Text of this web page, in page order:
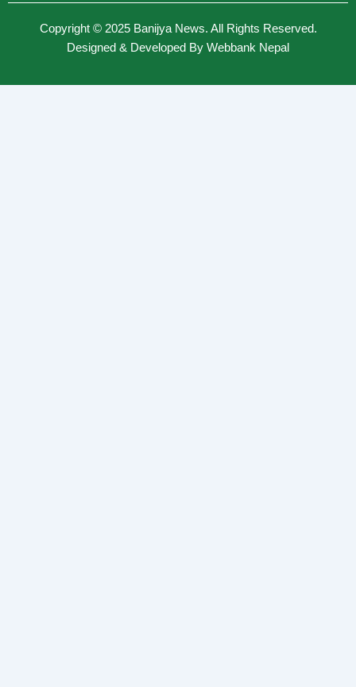
Copyright © 2025 Banijya News. All Rights Reserved.
Designed & Developed By Webbank Nepal